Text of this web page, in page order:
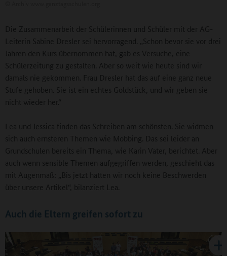
Die Zusammenarbeit der Schülerinnen und Schüler mit der AG-
Leiterin Sabine Dresler sei hervorragend. „Schon bevor sie vor drei
Jahren den Kurs übernommen hat, gab es Versuche, eine
Schülerzeitung zu gestalten. Aber so weit wie heute sind wir
damals nie gekommen. Frau Dresler hat das auf eine ganz neue
Stufe gehoben. Sie ist ein echtes Goldstück, und wir geben sie
nicht wieder her.“
Lea und Jessica finden das Schreiben am schönsten. Sie widmen
sich auch ernsteren Themen wie Mobbing. Das sei leider an
Grundschulen bereits ein Thema, wie Karin Vater, berichtet. Aber
auch wenn sensible Themen aufgegriffen werden, geschieht das
mit Augenmaß: „Bis jetzt hatten wir noch keine Beschwerden
über unsere Artikel“, bilanziert Lea.
Auch die Eltern greifen sofort zu